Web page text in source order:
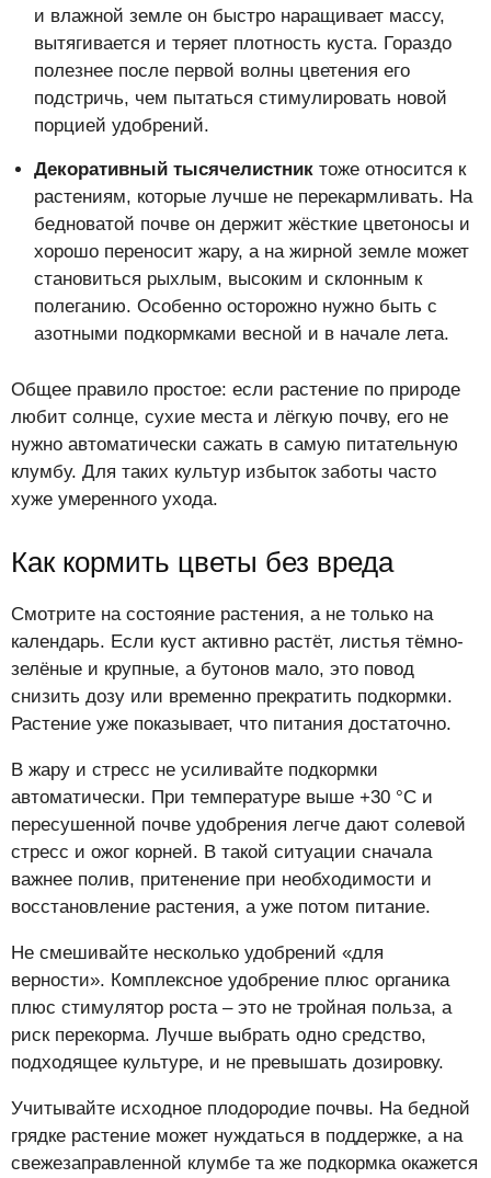
и влажной земле он быстро наращивает массу,
вытягивается и теряет плотность куста. Гораздо
полезнее после первой волны цветения его
подстричь, чем пытаться стимулировать новой
порцией удобрений.
Декоративный тысячелистник тоже относится к
растениям, которые лучше не перекармливать. На
бедноватой почве он держит жёсткие цветоносы и
хорошо переносит жару, а на жирной земле может
становиться рыхлым, высоким и склонным к
полеганию. Особенно осторожно нужно быть с
азотными подкормками весной и в начале лета.
Общее правило простое: если растение по природе
любит солнце, сухие места и лёгкую почву, его не
нужно автоматически сажать в самую питательную
клумбу. Для таких культур избыток заботы часто
хуже умеренного ухода.
Как кормить цветы без вреда
Смотрите на состояние растения, а не только на
календарь. Если куст активно растёт, листья тёмно-
зелёные и крупные, а бутонов мало, это повод
снизить дозу или временно прекратить подкормки.
Растение уже показывает, что питания достаточно.
В жару и стресс не усиливайте подкормки
автоматически. При температуре выше +30 °C и
пересушенной почве удобрения легче дают солевой
стресс и ожог корней. В такой ситуации сначала
важнее полив, притенение при необходимости и
восстановление растения, а уже потом питание.
Не смешивайте несколько удобрений «для
верности». Комплексное удобрение плюс органика
плюс стимулятор роста – это не тройная польза, а
риск перекорма. Лучше выбрать одно средство,
подходящее культуре, и не превышать дозировку.
Учитывайте исходное плодородие почвы. На бедной
грядке растение может нуждаться в поддержке, а на
свежезаправленной клумбе та же подкормка окажется